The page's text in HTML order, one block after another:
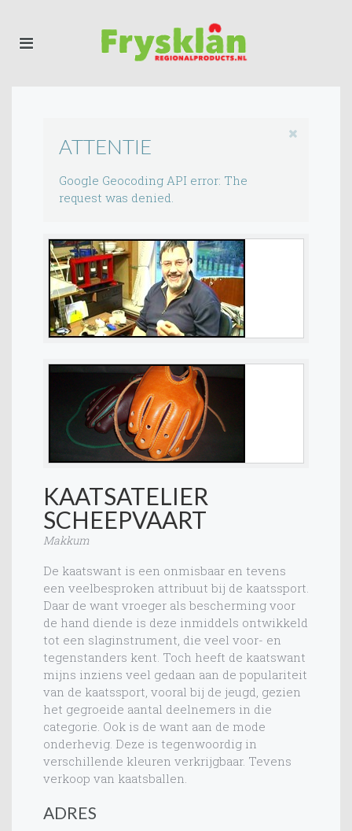
ATTENTIE
Google Geocoding API error: The
request was denied.
KAATSATELIER
SCHEEPVAART
Makkum
De kaatswant is een onmisbaar en tevens
een veelbesproken attribuut bij de kaatssport.
Daar de want vroeger als bescherming voor
de hand diende is deze inmiddels ontwikkeld
tot een slaginstrument, die veel voor- en
tegenstanders kent. Toch heeft de kaatswant
mijns inziens veel gedaan aan de populariteit
van de kaatssport, vooral bij de jeugd, gezien
het gegroeide aantal deelnemers in die
categorie. Ook is de want aan de mode
onderhevig. Deze is tegenwoordig in
verschillende kleuren verkrijgbaar. Tevens
verkoop van kaatsballen.
ADRES